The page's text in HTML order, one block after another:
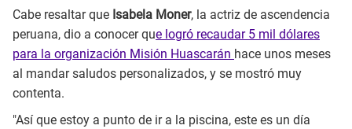
Cabe resaltar que Isabela Moner, la actriz de ascendencia
peruana, dio a conocer que logró recaudar 5 mil dólares
para la organización Misión Huascarán hace unos meses
al mandar saludos personalizados, y se mostró muy
contenta.
"Así que estoy a punto de ir a la piscina, este es un día